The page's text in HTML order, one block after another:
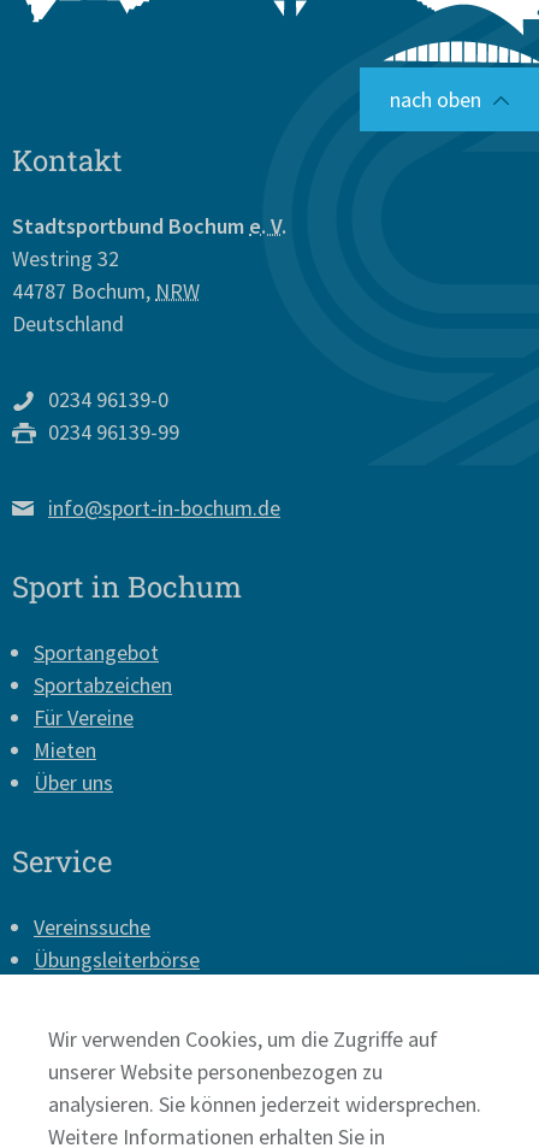
nach oben
Kontakt
Stadtsportbund Bochum e. V.
Westring 32
44787 Bochum, NRW
Deutschland
0234 96139-0
0234 96139-99
info@sport-in-bochum.de
Sport in Bochum
Sportangebot
Sportabzeichen
Für Vereine
Mieten
Über uns
Service
Vereinssuche
Übungsleiterbörse
Presse
Datenschutz
Wir verwenden Cookies, um die Zugriffe auf
unserer Website personenbezogen zu
analysieren. Sie können jederzeit widersprechen.
Weitere Informationen erhalten Sie in